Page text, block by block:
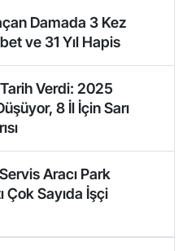
Damada 3 Kez
ve 31 Yıl Hapis
Verdi: 2025
8 İl İçin Sarı
Aracı Park
Çok Sayıda İşçi